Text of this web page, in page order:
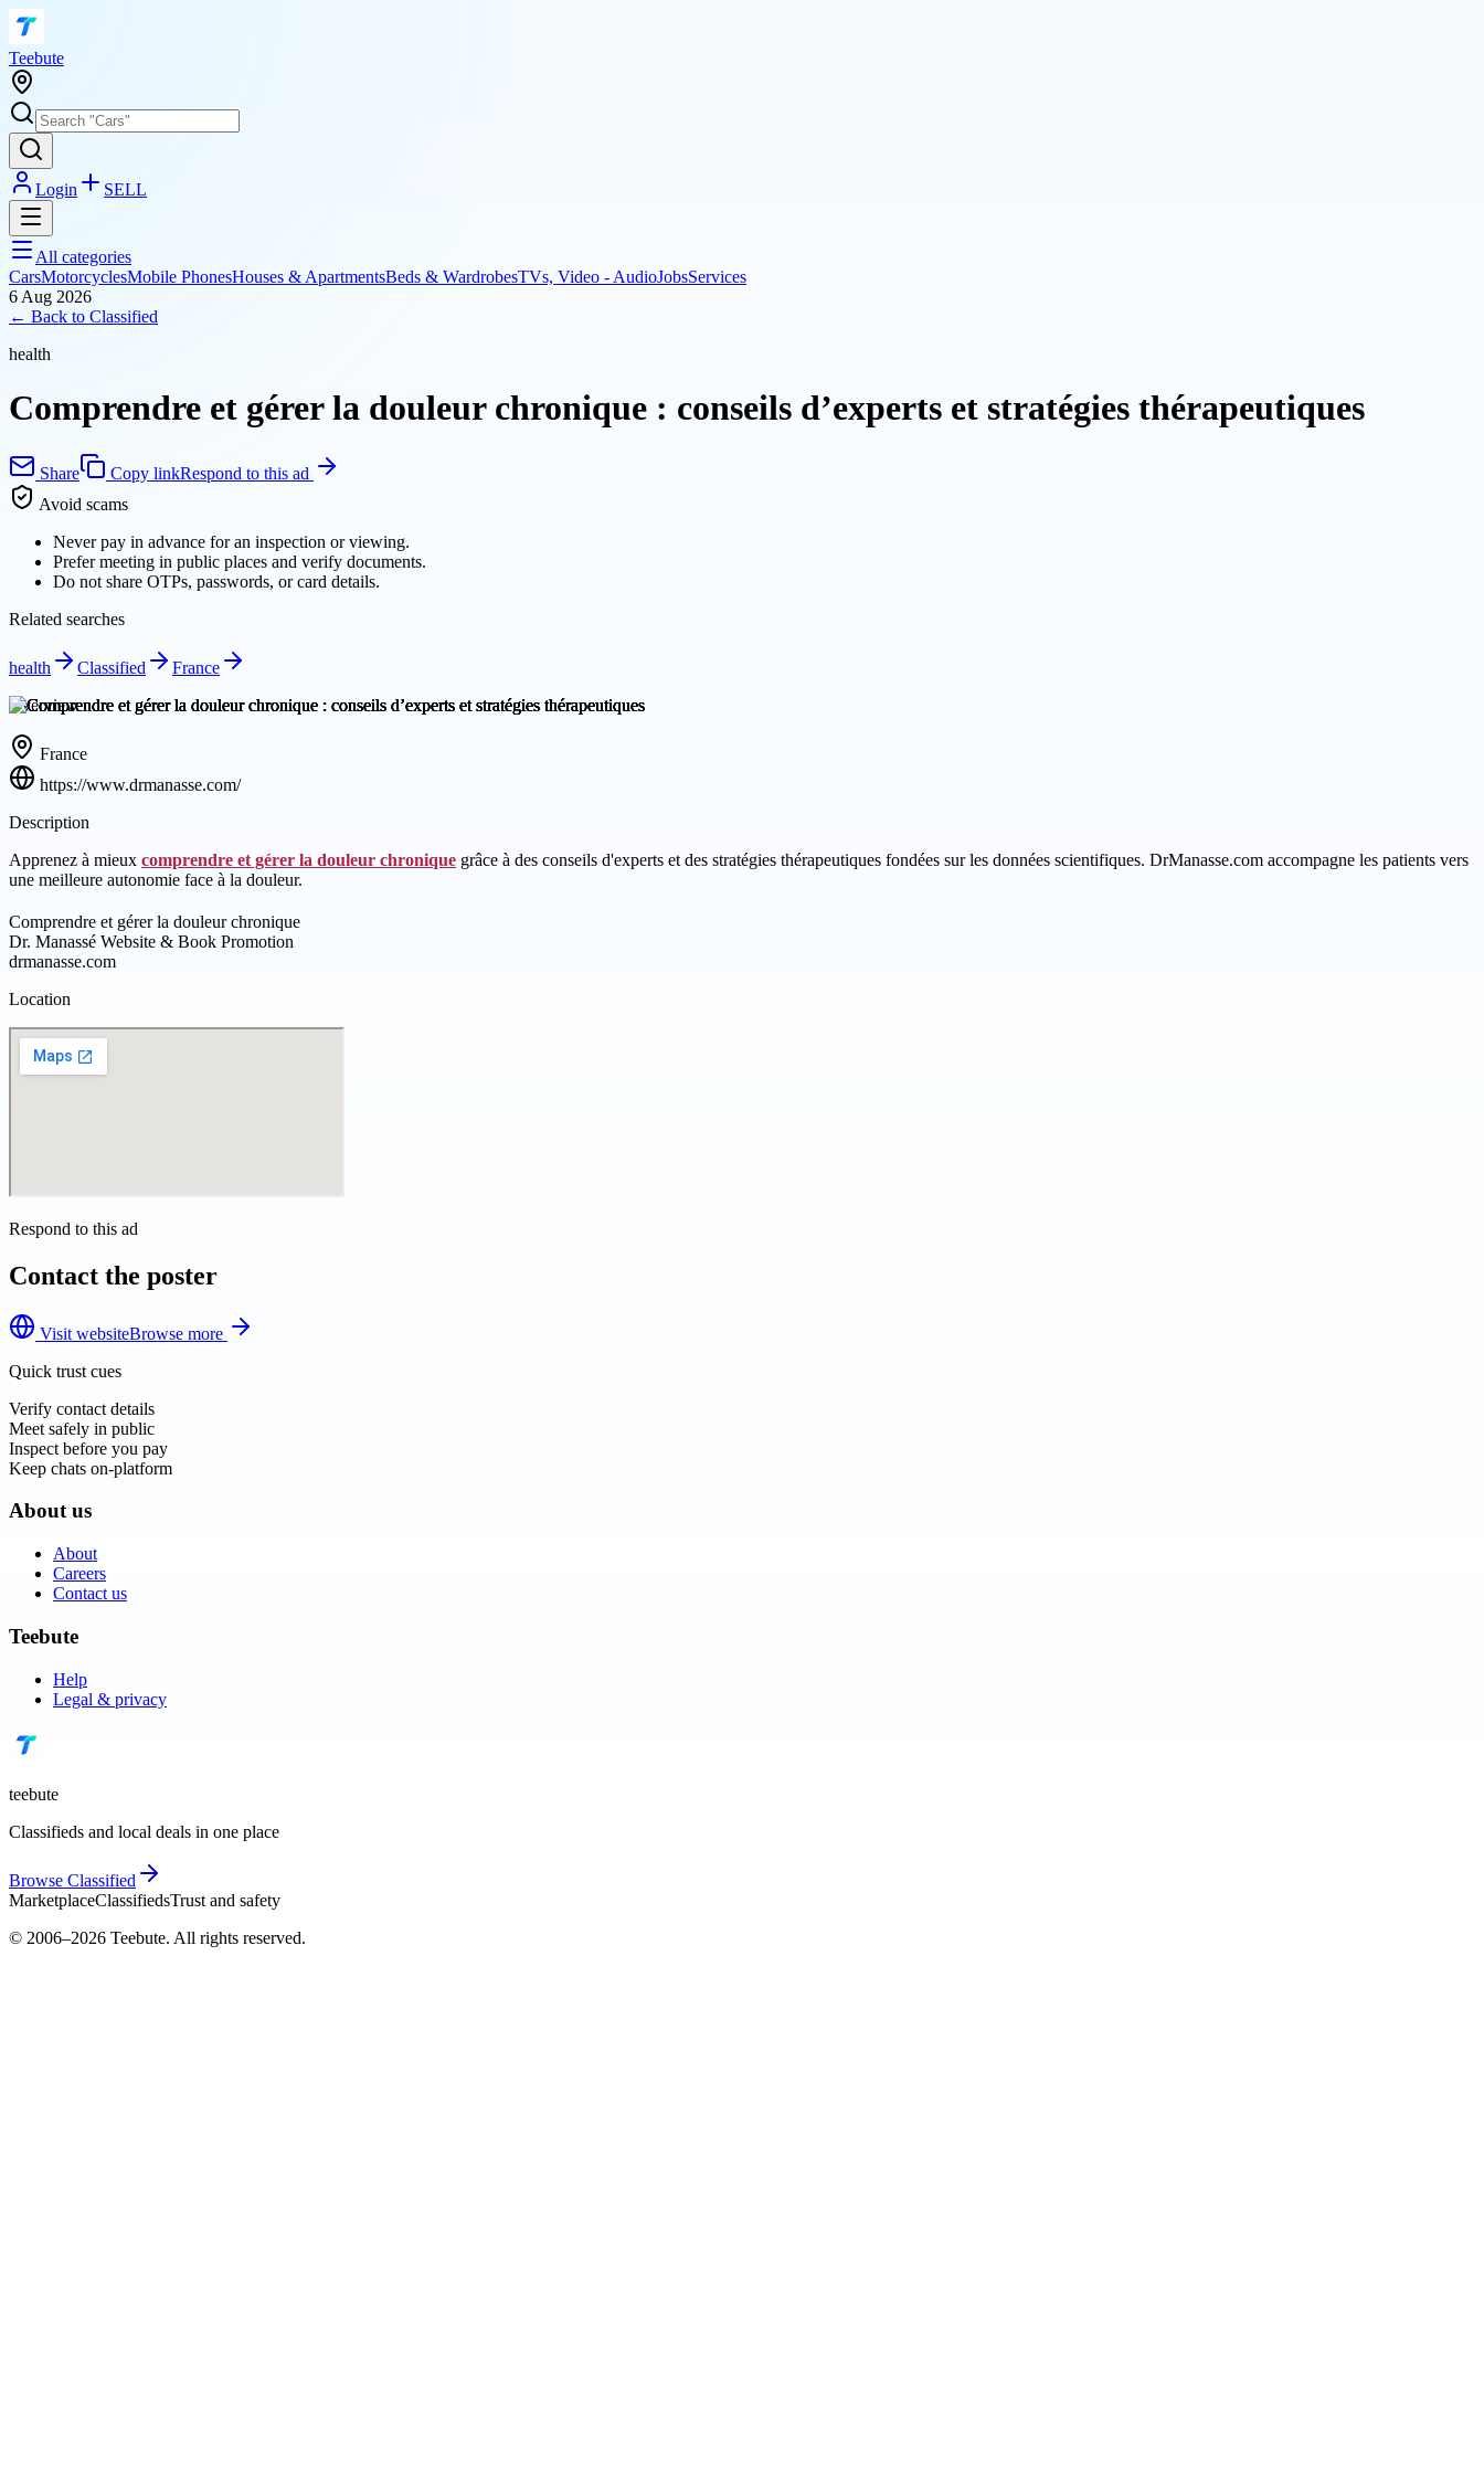
Teebute
Login SELL
All categories
CarsMotorcyclesMobile PhonesHouses & ApartmentsBeds & WardrobesTVs, Video - AudioJobsServices
6 Aug 2026
← Back to Classified
health
Comprendre et gérer la douleur chronique : conseils d’experts et stratégies thérapeutiques
Share Copy linkRespond to this ad
Avoid scams
Never pay in advance for an inspection or viewing.
Prefer meeting in public places and verify documents.
Do not share OTPs, passwords, or card details.
Related searches
health Classified
France
Overview
France
https://www.drmanasse.com/
Description
Apprenez à mieux comprendre et gérer la douleur chronique grâce à des conseils d'experts et des stratégies thérapeutiques fondées sur les données scientifiques. DrManasse.com accompagne les patients vers
une meilleure autonomie face à la douleur.
Comprendre et gérer la douleur chronique
Dr. Manassé Website & Book Promotion
drmanasse.com
Location
Respond to this ad
Contact the poster
Visit websiteBrowse more
Quick trust cues
Verify contact details
Meet safely in public
Inspect before you pay
Keep chats on-platform
About us
About
Careers
Contact us
Teebute
Help
Legal & privacy
teebute
Classifieds and local deals in one place
Browse Classified
MarketplaceClassifiedsTrust and safety
© 2006–2026 Teebute. All rights reserved.